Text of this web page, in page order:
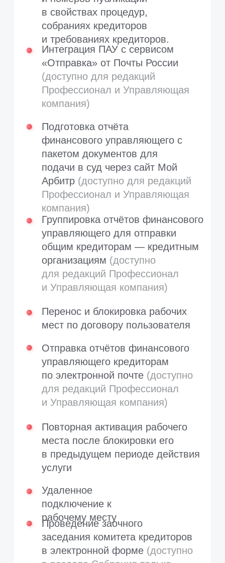
на аффилированность?
Купить
Оформите годовую подписку
probili.ru и получите:
Безлимитные аналитические
бизнес-справки по юридическим
лицам на заданный период
(расширенная информация
о должнике, кредиторах,
дебиторах, органах управления
Анализ дебитора должника
(юридического лица) и экспресс-
оценка дебиторской
задолженности
Сбор данных о контролирующих
должника лицах из баз ЕГРЮЛ
и финансовой отчетности
подписку можно только, если
у пользователя установлена версия
программы 3.14 и выше.
Пользователям «ПАУ по подписке»
(ПАУ на ограниченный период
использования) услуга
предоставления информационного
продукта не доступна.
Годовая подписка приобретается
на условияхпубличной оферты.
* Лёгкий
Пример аналитической бизнес-
справки (PDF)
Подписка с безлимитными бизнес-
справками за 14 000 ₽
Тарифы и цены
Договоры и оферты
База знаний